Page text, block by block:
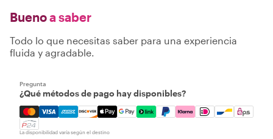
Buenoa saber
Todo lo que necesitas saber para una experiencia
fluida y agradable.
Pregunta
¿Qué métodos de pago hay disponibles?
Mastercard, Visa, Amex, Discover, Apple Pay, Google
La disponibilidad varía según el destino